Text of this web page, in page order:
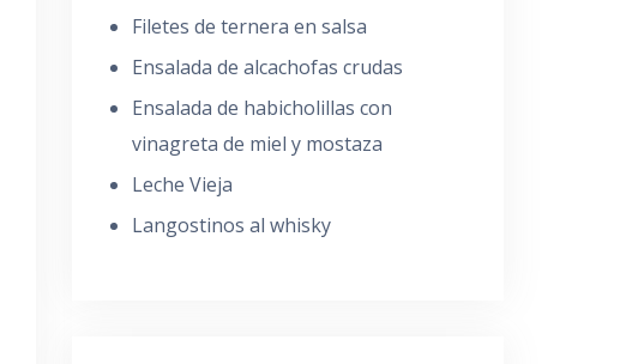
Filetes de ternera en salsa
Ensalada de alcachofas crudas
Ensalada de habicholillas con
vinagreta de miel y mostaza
Leche Vieja
Langostinos al whisky